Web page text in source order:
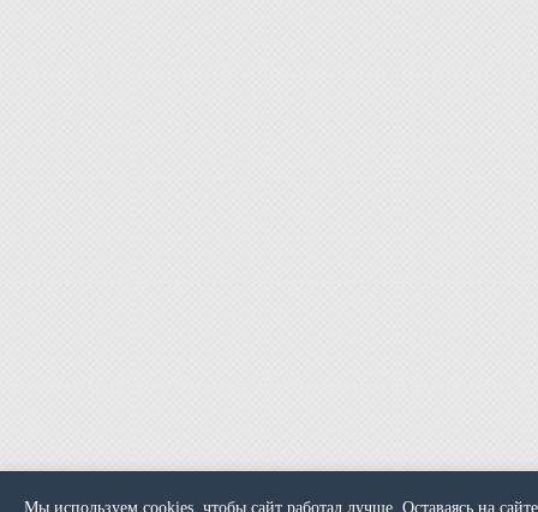
Мы используем cookies, чтобы сайт работал лучше. Оставаясь на